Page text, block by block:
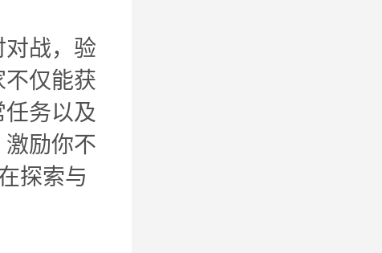
战，验
仅能获
务以及
励你不
探索与